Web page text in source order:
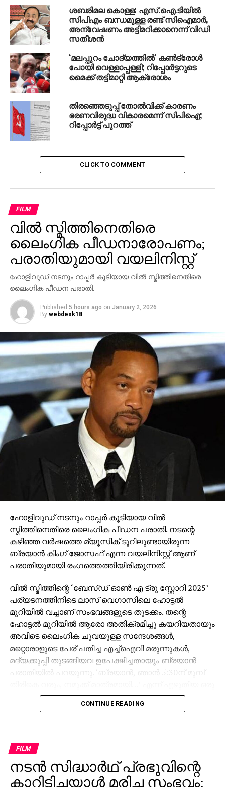
ശബരിമല കൊള്ള: എസ്.ഐ.ടിയില്‍
സിപിഎം ബന്ധമുള്ള രണ്ട് സിഐമാര്‍,
അന്വേഷണം അട്ടിമറിക്കാനെന്ന് വിഡി
സതീശന്‍
‘മലപ്പുറം ചോദ്യത്തില്‍’ കണ്‍ട്രോള്‍
പോയി വെള്ളാപ്പള്ളി; റിപ്പോര്‍ട്ടറുടെ
മൈക്ക് തട്ടിമാറ്റി ആക്രോശം
തിരഞ്ഞെടുപ്പ് തോല്‍വിക്ക് കാരണം
ഭരണവിരുദ്ധ വികാരമെന്ന് സിപിഐ;
റിപ്പോര്‍ട്ട് പുറത്ത്
CLICK TO COMMENT
FILM
വില്‍ സ്മിത്തിനെതിരെ
ലൈംഗിക പീഡനാരോപണം;
പരാതിയുമായി വയലിനിസ്റ്റ്
ഹോളിവുഡ് നടനും റാപ്പര്‍ കൂടിയായ വില്‍ സ്മിത്തിനെതിരെ
ലൈംഗിക പീഡന പരാതി.
Published 5 hours ago on January 2, 2026
By webdesk18
ഹോളിവുഡ് നടനും റാപ്പര്‍ കൂടിയായ വില്‍
സ്മിത്തിനെതിരെ ലൈംഗിക പീഡന പരാതി. നടന്റെ
കഴിഞ്ഞ വര്‍ഷത്തെ മ്യൂസിക് ടൂറിലുണ്ടായിരുന്ന
ബ്രയാന്‍ കിംഗ് ജോസഫ് എന്ന വയലിനിസ്റ്റ് ആണ്
പരാതിയുമായി രംഗത്തെത്തിയിരിക്കുന്നത്.
വില്‍ സ്മിത്തിന്റെ ‘ബേസ്ഡ് ഓണ്‍ എ ട്രൂ സ്റ്റോറി 2025’
പര്യടനത്തിനിടെ ലാസ് വെഗാസിലെ ഹോട്ടല്‍
മുറിയില്‍ വച്ചാണ് സംഭവങ്ങളുടെ തുടക്കം. തന്റെ
ഹോട്ടല്‍ മുറിയില്‍ ആരോ അതിക്രമിച്ചു കയറിയതായും
അവിടെ ലൈംഗിക ചുവയുള്ള സന്ദേശങ്ങള്‍,
മറ്റൊരാളുടെ പേര് പതിച്ച എച്ച്‌ഐവി മരുന്നുകള്‍,
മദ്യക്കുപ്പി തുടങ്ങിയവ ഉപേക്ഷിച്ചതായും ബ്രയാന്‍
പരാതിയില്‍ പറയുന്നു. ‘ബ്രയാന്‍, ഞാന്‍ 5:30ന് മുമ്പ്
കുറിപ്പും മുറിയില്‍ നിന്ന് ലഭിച്ചതായി ഇയാള്‍
ആരോപിക്കുന്നു. ഇത് തന്നെ ലൈംഗികമായി ചൂഷണം
ഈ സംഭവം ടൂര്‍ മാനേജ്മെന്റിനെയും ഹോട്ടല്‍
സുരക്ഷാ ഉദ്യോഗസ്ഥരെയും
അറിയിച്ചതിനെത്തുടര്‍ന്ന്, ബ്രയാന്‍ കള്ളം
CONTINUE READING
FILM
നടന്‍ സിദ്ധാര്‍ഥ് പ്രഭുവിന്റെ
കാറിടിച്ചയാള്‍ മരിച്ച സംഭവം;